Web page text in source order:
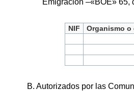
NIF Organismo o
B. Autorizados por las